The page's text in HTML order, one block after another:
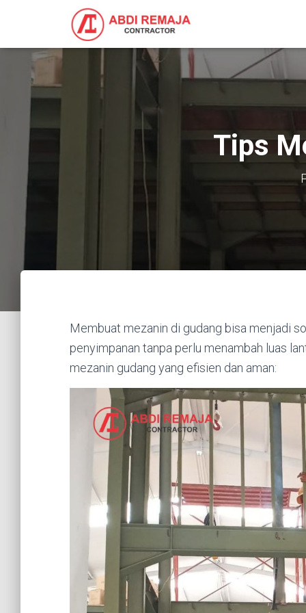
Tips
Membuat mezanin di gudang bisa menjadi
penyimpanan tanpa perlu menambah luas
mezanin gudang yang efisien dan aman: